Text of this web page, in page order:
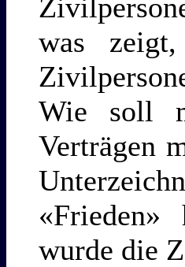
was
Wie soll
Verträgen
«Frieden»
wurde die